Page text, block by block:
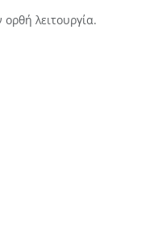
λειτουργία.